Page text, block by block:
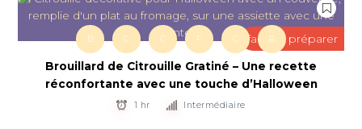
facile à préparer
B C C F G R
Brouillard de Citrouille Gratiné – Une recette
réconfortante avec une touche d’Halloween
1 hr Intermédiaire